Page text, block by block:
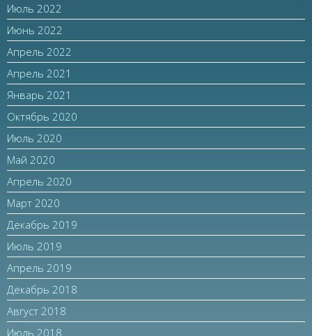
Июль 2022
Июнь 2022
Апрель 2022
Апрель 2021
Январь 2021
Октябрь 2020
Июль 2020
Май 2020
Апрель 2020
Март 2020
Декабрь 2019
Июль 2019
Апрель 2019
Декабрь 2018
Август 2018
Июль 2018